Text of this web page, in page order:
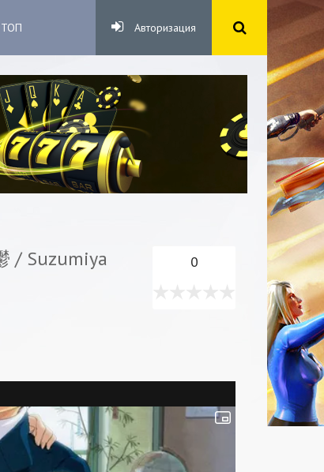
ТОП Авторизация
/ Suzumiya
0